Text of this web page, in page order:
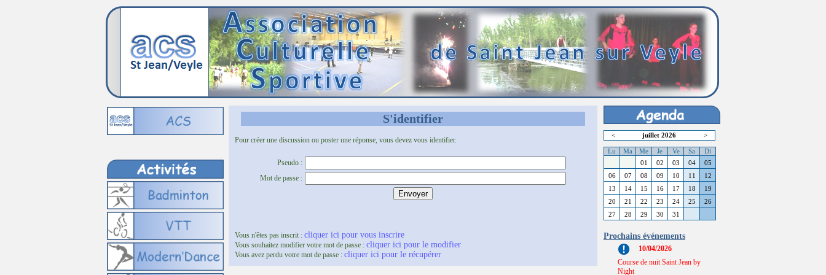
S'identifier
Pour créer une discussion ou poster une réponse, vous devez vous identifier.
Pseudo :
Mot de passe :
Vous n'êtes pas inscrit : cliquer ici pour vous inscrire
Vous souhaitez modifier votre mot de passe : cliquer ici pour le modifier
Vous avez perdu votre mot de passe : cliquer ici pour le récupérer
< juillet 2026 >
Lu Ma Me Je Ve Sa
Di
01
02 03 04
05
06
07 08 09 10 11
12
13
14 15 16 17 18
19
20
21 22 23 24 25
26
27
28 29 30 31
Prochains événements
10/04/2026
Course de nuit Saint Jean by
Night